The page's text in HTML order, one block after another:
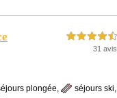
4,5 étoiles sur 5
31 avis
plongée séjours ski